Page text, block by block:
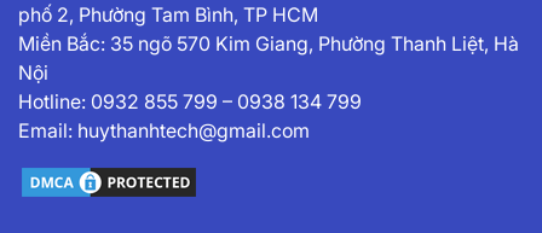
phố 2, Phường Tam Bình, TP HCM
Miền Bắc: 35 ngõ 570 Kim Giang, Phường Thanh Liệt, Hà
Nội
Hotline: 0932 855 799 – 0938 134 799
Email: huythanhtech@gmail.com